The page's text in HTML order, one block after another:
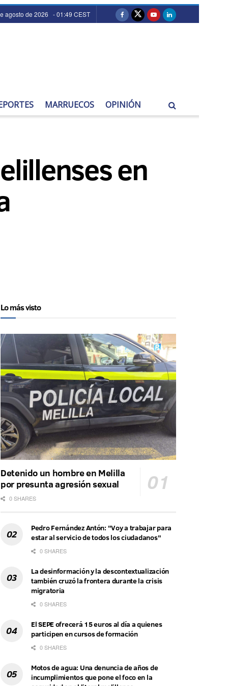
agosto de 2026 - 01:49 CEST
MARRUECOS OPINIÓN
en
Lo más visto
Detenido un hombre en Melilla
por presunta agresión sexual
0 SHARES
Pedro Fernández Antón: "Voy a trabajar para
estar al servicio de todos los ciudadanos"
0 SHARES
La desinformación y la descontextualización
también cruzó la frontera durante la crisis
migratoria
0 SHARES
El SEPE ofrecerá 15 euros al día a quienes
participen en cursos de formación
0 SHARES
Motos de agua: Una denuncia de años de
incumplimientos que pone el foco en la